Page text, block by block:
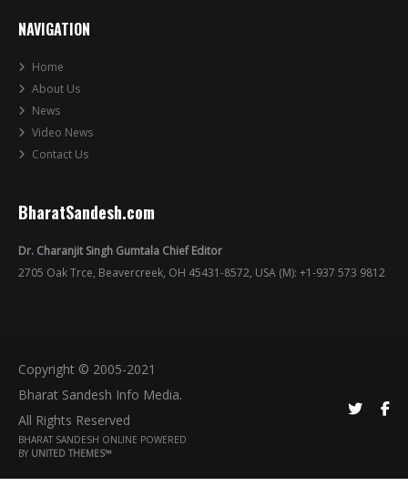
NAVIGATION
Home
About Us
News
Video News
Contact Us
BharatSandesh.com
Dr. Charanjit Singh Gumtala Chief Editor
2705 Oak Trce, Beavercreek, OH 45431-8572, USA (M): +1-937 573 9812
Copyright © 2005-2021
Bharat Sandesh Info Media.
All Rights Reserved
BHARAT SANDESH ONLINE POWERED
BY UNITED THEMES™